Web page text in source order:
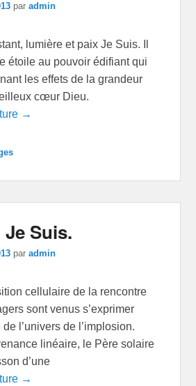
paradmin
lumière et paix Je Suis. Il
étoile au pouvoir édifiant qui
les effets de la grandeur
cœur Dieu.
→
Je Suis.
paradmin
cellulaire de la rencontre
sont venus s’exprimer
l’univers de l’implosion.
linéaire, le Père solaire
d’une
→